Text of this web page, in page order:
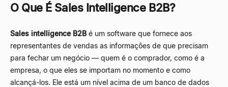
O Que É Sales Intelligence B2B?
Sales intelligence B2B é um software que fornece aos
representantes de vendas as informações de que precisam
para fechar um negócio — quem é o comprador, como é a
empresa, o que eles se importam no momento e como
alcançá-los. Ele está um nível acima de um banco de dados